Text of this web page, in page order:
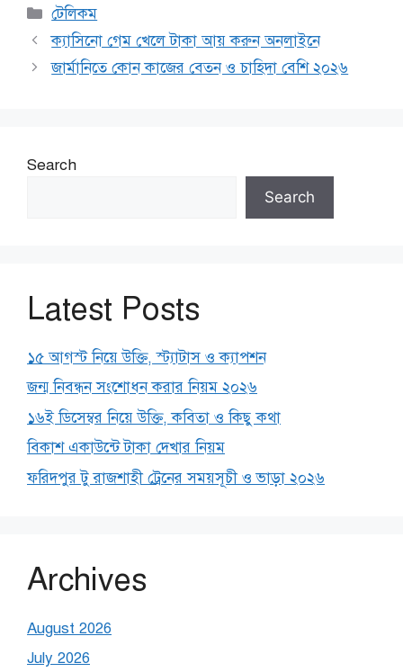
Categories
টেলিকম
ক্যাসিনো গেম খেলে টাকা আয় করুন অনলাইনে
জার্মানিতে কোন কাজের বেতন ও চাহিদা বেশি ২০২৬
Search
Search
Latest Posts
১৫ আগস্ট নিয়ে উক্তি, স্ট্যাটাস ও ক্যাপশন
জন্ম নিবন্ধন সংশোধন করার নিয়ম ২০২৬
১৬ই ডিসেম্বর নিয়ে উক্তি, কবিতা ও কিছু কথা
বিকাশ একাউন্টে টাকা দেখার নিয়ম
ফরিদপুর টু রাজশাহী ট্রেনের সময়সূচী ও ভাড়া ২০২৬
Archives
August 2026
July 2026